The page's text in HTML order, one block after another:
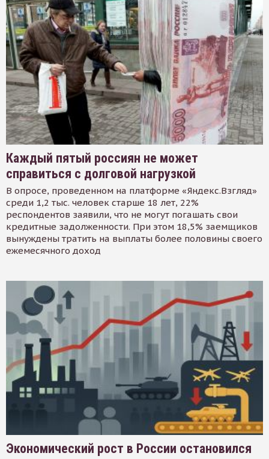
Каждый пятый россиян не может
справиться с долговой нагрузкой
В опросе, проведенном на платформе «Яндекс.Взгляд»
среди 1,2 тыс. человек старше 18 лет, 22%
респондентов заявили, что не могут погашать свои
кредитные задолженности. При этом 18,5% заемщиков
вынуждены тратить на выплаты более половины своего
ежемесячного доход
Экономический рост в России остановился